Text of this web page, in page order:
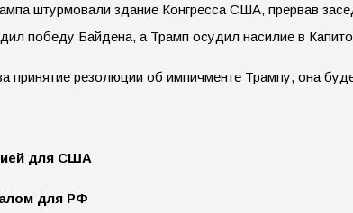
штурмовали здание Конгресса США, прервав
победу Байдена, а Трамп осудил насилие в
принятие резолюции об импичменте Трампу, она
для США
для РФ